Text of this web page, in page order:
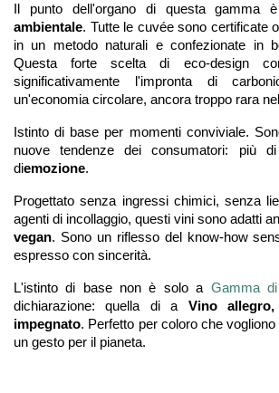
Il punto dell'organo di questa gamma
ambientale. Tutte le cuvée sono certificate
in un metodo naturali e confezionate in
Questa forte scelta di eco-design
significativamente l'impronta di
un'economia circolare, ancora troppo rara
Istinto di base per momenti conviviale.
nuove tendenze dei consumatori: più di
diemozione.
Progettato senza ingressi chimici, senza
agenti di incollaggio, questi vini sono adatti
vegan. Sono un riflesso del know-how
espresso con sincerità.
L'istinto di base non è solo a Gamma
dichiarazione: quella di a Vino
impegnato. Perfetto per coloro che
un gesto per il pianeta.